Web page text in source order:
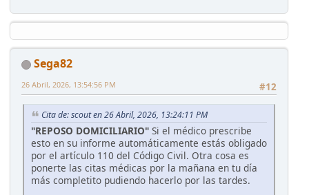
Sega82
#12
26 Abril, 2026, 13:54:56 PM
Cita de: scout en 26 Abril, 2026, 13:24:11 PM
"REPOSO DOMICILIARIO" Si el médico prescribe
esto en su informe automáticamente estás obligado
por el artículo 110 del Código Civil. Otra cosa es
ponerte las citas médicas por la mañana en tu día
más completito pudiendo hacerlo por las tardes.